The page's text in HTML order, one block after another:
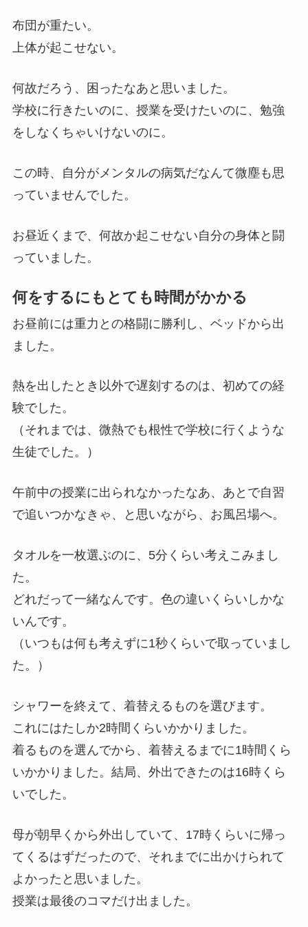
布団が重たい。
上体が起こせない。
何故だろう、困ったなあと思いました。
学校に行きたいのに、授業を受けたいのに、勉強
をしなくちゃいけないのに。
この時、自分がメンタルの病気だなんて微塵も思
っていませんでした。
お昼近くまで、何故か起こせない自分の身体と闘
っていました。
何をするにもとても時間がかかる
お昼前には重力との格闘に勝利し、ベッドから出
ました。
熱を出したとき以外で遅刻するのは、初めての経
験でした。
（それまでは、微熱でも根性で学校に行くような
生徒でした。）
午前中の授業に出られなかったなあ、あとで自習
で追いつかなきゃ、と思いながら、お風呂場へ。
タオルを一枚選ぶのに、5分くらい考えこみまし
た。
どれだって一緒なんです。色の違いくらいしかな
いんです。
（いつもは何も考えずに1秒くらいで取っていまし
た。）
シャワーを終えて、着替えるものを選びます。
これにはたしか2時間くらいかかりました。
着るものを選んでから、着替えるまでに1時間くら
いかかりました。結局、外出できたのは16時くら
いでした。
母が朝早くから外出していて、17時くらいに帰っ
てくるはずだったので、それまでに出かけられて
よかったと思いました。
授業は最後のコマだけ出ました。